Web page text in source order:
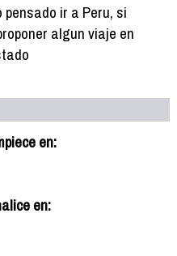
ir a Peru, si
algun viaje en
en:
en: